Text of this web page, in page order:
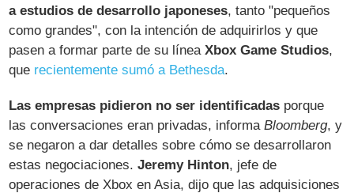
a estudios de desarrollo japoneses, tanto "pequeños
como grandes", con la intención de adquirirlos y que
pasen a formar parte de su líneaXbox Game Studios,
que recientemente sumó a Bethesda.
Las empresas pidieron no ser identificadas porque
las conversaciones eran privadas, informaBloomberg, y
se negaron a dar detalles sobre cómo se desarrollaron
estas negociaciones.Jeremy Hinton, jefe de
operaciones de Xbox en Asia, dijo que las adquisiciones